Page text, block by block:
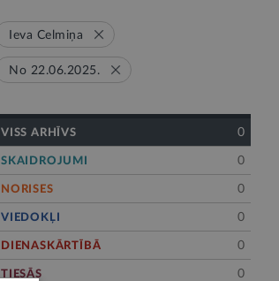
Ieva Celmiņa
No 22.06.2025.
VISS ARHĪVS 0
SKAIDROJUMI 0
NORISES 0
VIEDOKĻI 0
DIENASKĀRTĪBĀ 0
TIESĀS 0